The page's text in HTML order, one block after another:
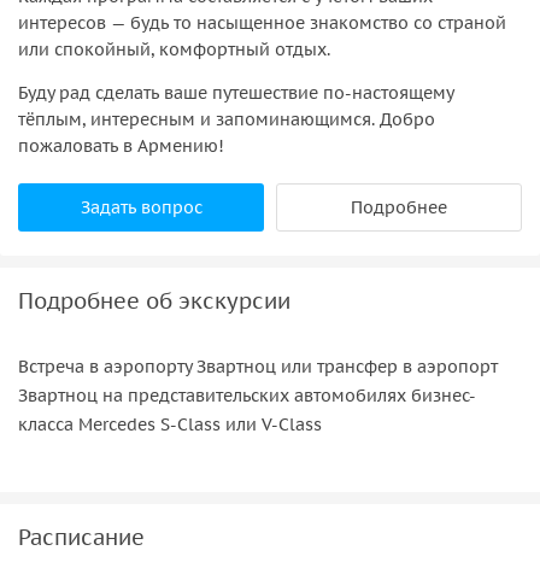
интересов — будь то насыщенное знакомство со страной
или спокойный, комфортный отдых.
Буду рад сделать ваше путешествие по-настоящему
тёплым, интересным и запоминающимся. Добро
пожаловать в Армению!
Задать вопрос Подробнее
Подробнее об экскурсии
Встреча в аэропорту Звартноц или трансфер в аэропорт
Звартноц на представительских автомобилях бизнес-
класса Mercedes S-Class или V-Class
Расписание